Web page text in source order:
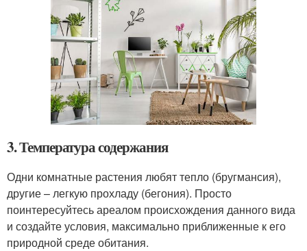
3. Температура содержания
Одни комнатные растения любят тепло (бругмансия),
другие – легкую прохладу (бегония). Просто
поинтересуйтесь ареалом происхождения данного вида
и создайте условия, максимально приближенные к его
природной среде обитания.